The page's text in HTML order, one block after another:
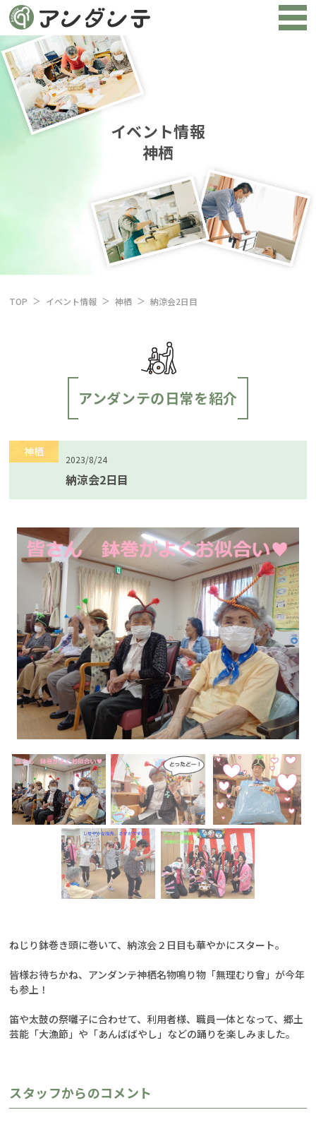
イベント情報
神栖
TOP イベント情報 神栖 納涼会2日目
アンダンテの日常を紹介
神栖
2023/8/24
納涼会2日目
ねじり鉢巻き頭に巻いて、納涼会２日目も華やかにスタート。
皆様お待ちかね、アンダンテ神栖名物鳴り物「無理むり會」が今年
も参上！
笛や太鼓の祭囃子に合わせて、利用者様、職員一体となって、郷土
芸能「大漁節」や「あんばばやし」などの踊りを楽しみました。
スタッフからのコメント